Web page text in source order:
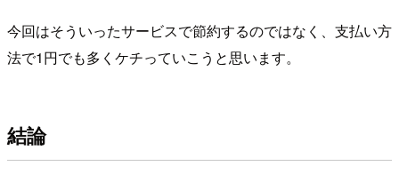
今回はそういったサービスで節約するのではなく、支払い方
法で1円でも多くケチっていこうと思います。
結論